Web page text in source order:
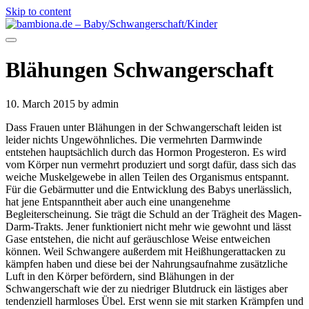
Skip to content
Blähungen Schwangerschaft
10. March 2015 by admin
Dass Frauen unter Blähungen in der Schwangerschaft leiden ist
leider nichts Ungewöhnliches. Die vermehrten Darmwinde
entstehen hauptsächlich durch das Hormon Progesteron. Es wird
vom Körper nun vermehrt produziert und sorgt dafür, dass sich das
weiche Muskelgewebe in allen Teilen des Organismus entspannt.
Für die Gebärmutter und die Entwicklung des Babys unerlässlich,
hat jene Entspanntheit aber auch eine unangenehme
Begleiterscheinung. Sie trägt die Schuld an der Trägheit des Magen-
Darm-Trakts. Jener funktioniert nicht mehr wie gewohnt und lässt
Gase entstehen, die nicht auf geräuschlose Weise entweichen
können. Weil Schwangere außerdem mit Heißhungerattacken zu
kämpfen haben und diese bei der Nahrungsaufnahme zusätzliche
Luft in den Körper befördern, sind Blähungen in der
Schwangerschaft wie der zu niedriger Blutdruck ein lästiges aber
tendenziell harmloses Übel. Erst wenn sie mit starken Krämpfen und